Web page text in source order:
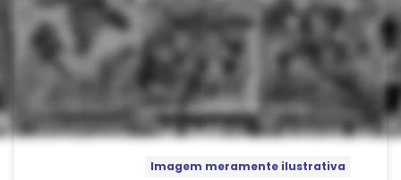
Imagem meramente ilustrativa